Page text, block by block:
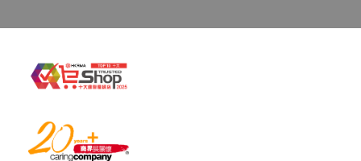
退换产品必须包装完整，如退换之产品有任何残缺
如有其他损坏或遗漏查询，顾客必须保留有效收据
正本，并于送货后3个工作天内按下列方式联络健
任何非损毁所导致的退货均不受理。